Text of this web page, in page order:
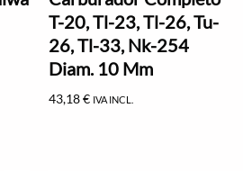
T-20, Tl-23, Tl-26, Tu-
26, Tl-33, Nk-254
Diam. 10 Mm
43,18€ IVA INCL.